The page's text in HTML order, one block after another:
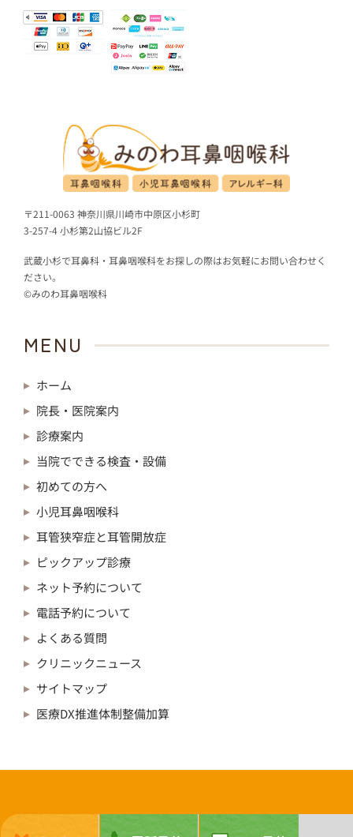
〒211-0063 神奈川県川崎市中原区小杉町
3-257-4 小杉第2山協ビル2F
武蔵小杉で耳鼻科・耳鼻咽喉科をお探しの際はお気軽にお問い合わせく
ださい。
©みのわ耳鼻咽喉科
MENU
ホーム
院長・医院案内
診療案内
当院でできる検査・設備
初めての方へ
小児耳鼻咽喉科
耳管狭窄症と耳管開放症
ピックアップ診療
ネット予約について
電話予約について
よくある質問
クリニックニュース
サイトマップ
医療DX推進体制整備加算